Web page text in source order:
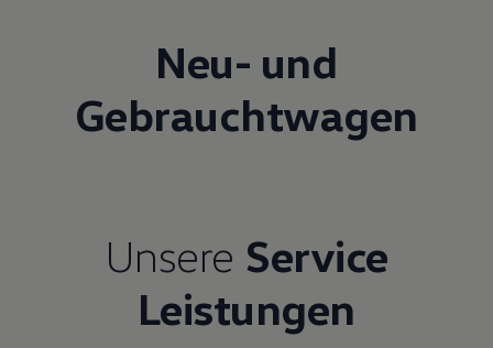
Neu- und
Gebrauchtwagen
Unsere Service
Leistungen